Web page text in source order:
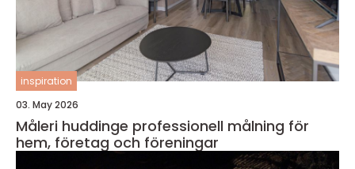
inspiration
03. May 2026
Måleri huddinge professionell målning för
hem, företag och föreningar